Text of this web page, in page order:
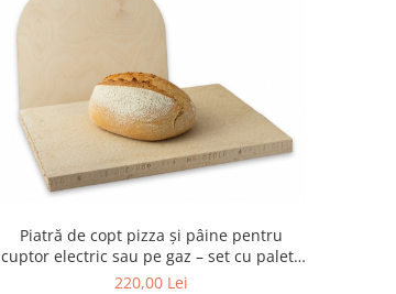
Piatră de copt pizza și pâine pentru
cuptor electric sau pe gaz – set cu paletă
din lemn (40 × 30 × 2,5 cm)
220,00 Lei